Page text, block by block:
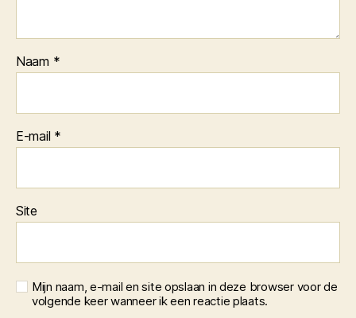
Naam *
E-mail *
Site
Mijn naam, e-mail en site opslaan in deze browser voor de
volgende keer wanneer ik een reactie plaats.